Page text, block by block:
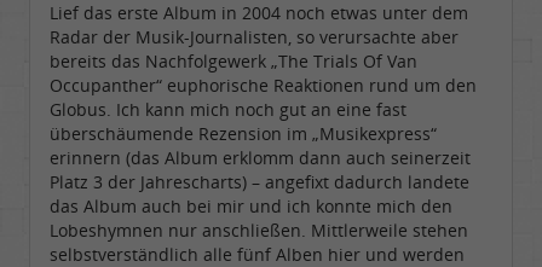
Lief das erste Album in 2004 noch etwas unter dem
Radar der Musik-Journalisten, so verursachte aber
bereits das Nachfolgewerk „The Trials Of Van
Occupanther“ euphorische Reaktionen rund um den
Globus. Ich kann mich noch gut an eine fast
überschäumende Rezension im „Musikexpress“
erinnern (das Album erklomm dann auch seinerzeit
Platz 3 der Jahrescharts) – angefixt dadurch landete
das Album auch bei mir und ich konnte mich den
Lobeshymnen nur anschließen. Mittlerweile stehen
selbstverständlich alle fünf Alben hier und werden